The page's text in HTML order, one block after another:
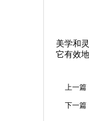
美学和
它有效
上一篇
下一篇